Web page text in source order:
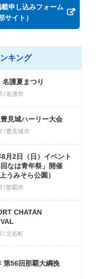
申し込みフォーム
サイト）
キング
名護夏まつり
名護市
見城ハーリー大会
豊見城市
月2日（日）イベント
回なは青年祭」開催
うみそら公園）
那覇市
CHATAN
北谷町
第56回那覇大綱挽